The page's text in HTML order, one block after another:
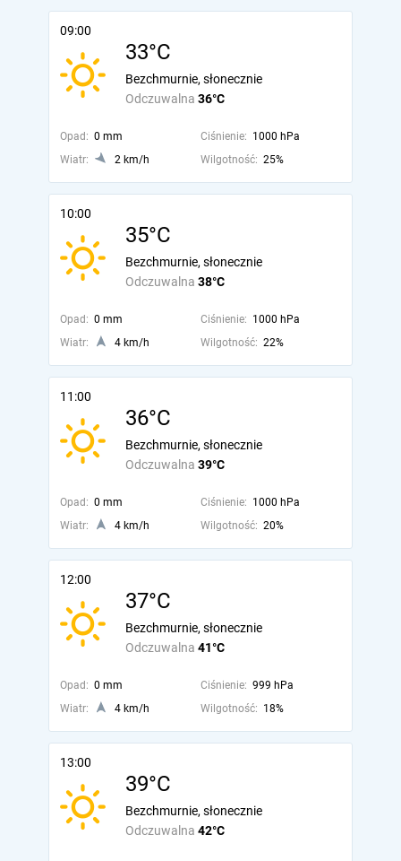
09:00
33°C
Odczuwalna 36°C
Bezchmurnie, słonecznie
Opad: 0 mm Ciśnienie: 1000 hPa
Wiatr:
2 km/h Wilgotność: 25%
10:00
35°C
Odczuwalna 38°C
Bezchmurnie, słonecznie
Opad: 0 mm Ciśnienie: 1000 hPa
Wiatr:
4 km/h Wilgotność: 22%
11:00
36°C
Odczuwalna 39°C
Bezchmurnie, słonecznie
Opad: 0 mm Ciśnienie: 1000 hPa
Wiatr:
4 km/h Wilgotność: 20%
12:00
37°C
Odczuwalna 41°C
Bezchmurnie, słonecznie
Opad: 0 mm Ciśnienie: 999 hPa
Wiatr:
4 km/h Wilgotność: 18%
13:00
39°C
Odczuwalna 42°C
Bezchmurnie, słonecznie